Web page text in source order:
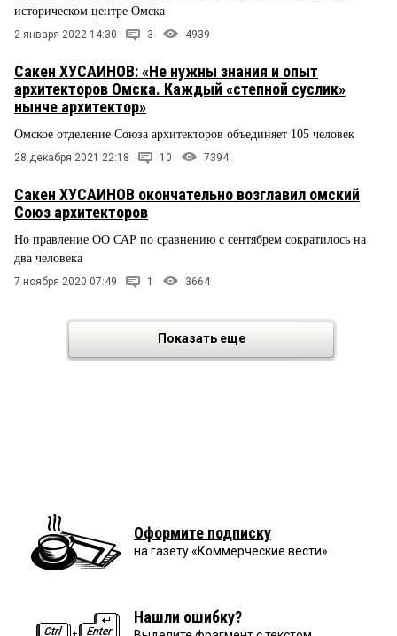
историческом центре Омска
2 января 2022 14:30 3 4939
Сакен ХУСАИНОВ: «Не нужны знания и опыт
архитекторов Омска. Каждый «степной суслик»
нынче архитектор»
Омское отделение Союза архитекторов объединяет 105 человек
28 декабря 2021 22:18 10 7394
Сакен ХУСАИНОВ окончательно возглавил омский
Союз архитекторов
Но правление ОО САР по сравнению с сентябрем сократилось на
два человека
7 ноября 2020 07:49 1 3664
Показать еще
Оформите подписку
на газету «Коммерческие вести»
Нашли ошибку?